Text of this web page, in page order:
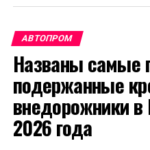
АВТОПРОМ
Названы самые
подержанные
внедорожники в
2026 года